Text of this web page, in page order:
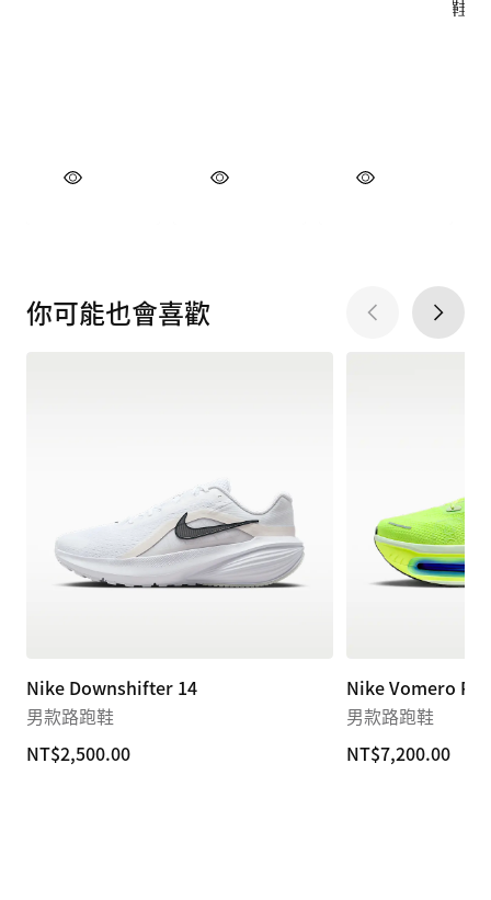
你可能也會喜歡
Nike Downshifter 14
男款路跑鞋
NT$2,500.00
NT$2,500.00
Nike Vomero
男款路跑鞋
NT$7,200.00
NT$7,200.00